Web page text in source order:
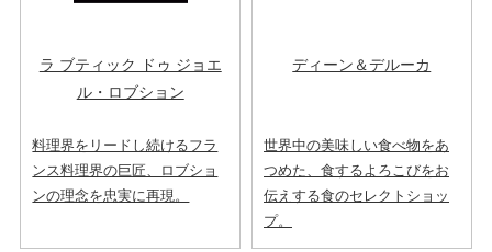
ラ ブティック ドゥ ジョエ
ル・ロブション
料理界をリードし続けるフラ
ンス料理界の巨匠、ロブショ
ンの理念を忠実に再現。
ディーン＆デルーカ
世界中の美味しい食べ物をあ
つめた、食するよろこびをお
伝えする食のセレクトショッ
プ。